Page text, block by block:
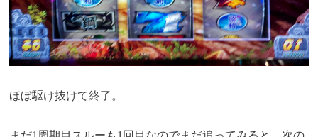
ほぼ駆け抜けて終了。